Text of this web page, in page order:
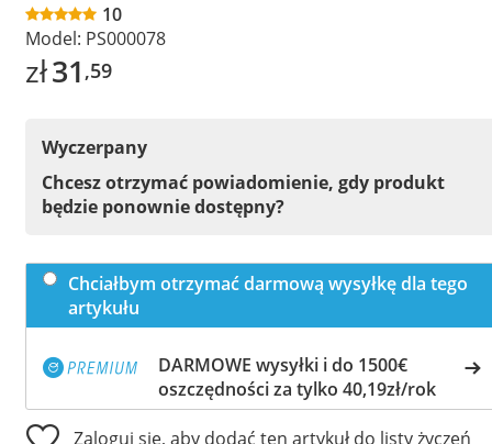
10
Model: PS000078
zł31 ,59
Wyczerpany
Chcesz otrzymać powiadomienie, gdy produkt
będzie ponownie dostępny?
Chciałbym otrzymać darmową wysyłkę dla tego
artykułu
DARMOWE wysyłki i do 1500€
oszczędności za tylko 40,19zł/rok
Zaloguj się, aby dodać ten artykuł do listy życzeń